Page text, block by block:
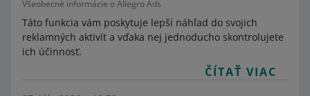
Všeobecné informácie o Allegro Ads
Táto funkcia vám poskytuje lepší náhľad do svojich
reklamných aktivít a vďaka nej jednoducho skontrolujete
ich účinnosť.
ČÍTAŤ VIAC